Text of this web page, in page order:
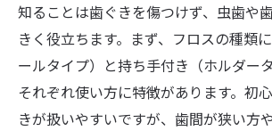
知ることは歯ぐきを傷つけず、虫歯や
きく役立ちます。まず、フロスの種類
ールタイプ）と持ち手付き（ホルダー
それぞれ使い方に特徴があります。初
きが扱いやすいですが、歯間が狭い方